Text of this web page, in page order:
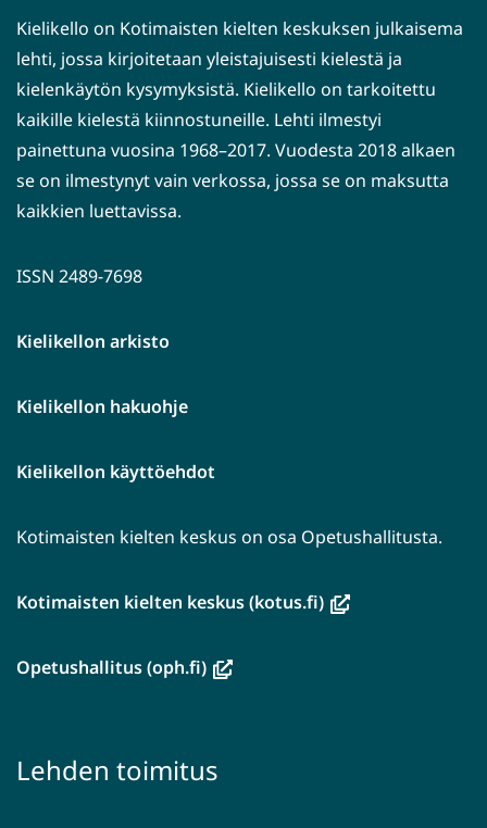
Kielikello on Kotimaisten kielten keskuksen julkaisema
lehti, jossa kirjoitetaan yleistajuisesti kielestä ja
kielenkäytön kysymyksistä. Kielikello on tarkoitettu
kaikille kielestä kiinnostuneille. Lehti ilmestyi
painettuna vuosina 1968–2017. Vuodesta 2018 alkaen
se on ilmestynyt vain verkossa, jossa se on maksutta
kaikkien luettavissa.
ISSN 2489-7698
Kielikellon arkisto
Kielikellon hakuohje
Kielikellon käyttöehdot
Kotimaisten kielten keskus on osa Opetushallitusta.
Kotimaisten kielten keskus (kotus.fi)(avautuu
Opetushallitus (oph.fi)(avautuu
toiseen
Lehden toimitus